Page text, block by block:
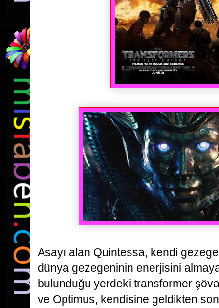
Asayı alan Quintessa, kendi
dünya gezegeninin enerjisini almaya
bulunduğu yerdeki transformer
ve Optimus, kendisine geldikten